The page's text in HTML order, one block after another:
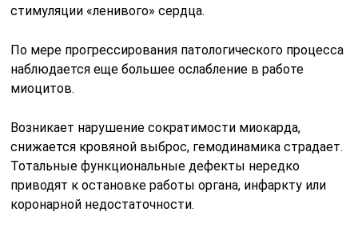
стимуляции «ленивого» сердца.
По мере прогрессирования патологического процесса
наблюдается еще большее ослабление в работе
миоцитов.
Возникает нарушение сократимости миокарда,
снижается кровяной выброс, гемодинамика страдает.
Тотальные функциональные дефекты нередко
приводят к остановке работы органа, инфаркту или
коронарной недостаточности.